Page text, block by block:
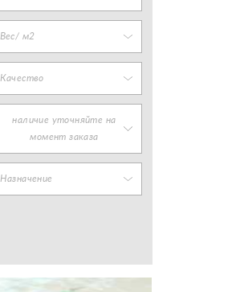
Вес/ м2
Качество
наличие уточняйте на
момент заказа
Назначение